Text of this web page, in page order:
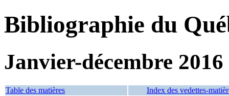
Bibliographie du
Janvier-décembre 2016
Table des matières Index des vedettes-